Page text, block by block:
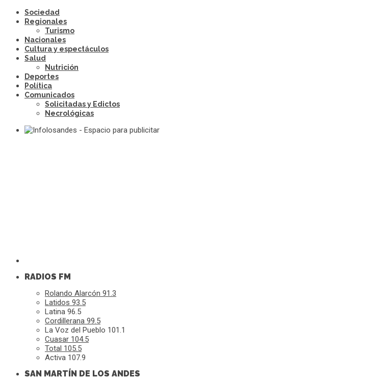
Sociedad
Regionales
Turismo
Nacionales
Cultura y espectáculos
Salud
Nutrición
Deportes
Política
Comunicados
Solicitadas y Edictos
Necrológicas
RADIOS FM
Rolando Alarcón 91.3
Latidos 93.5
Latina 96.5
Cordillerana 99.5
La Voz del Pueblo 101.1
Cuasar 104.5
Total 105.5
Activa 107.9
SAN MARTÍN DE LOS ANDES